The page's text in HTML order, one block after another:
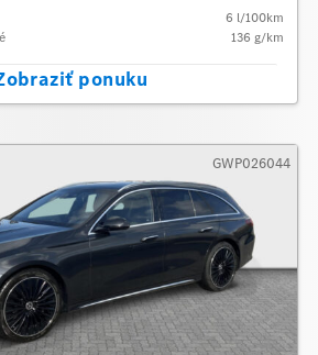
6 l/100km
136 g/km
ponuku
GWP026044